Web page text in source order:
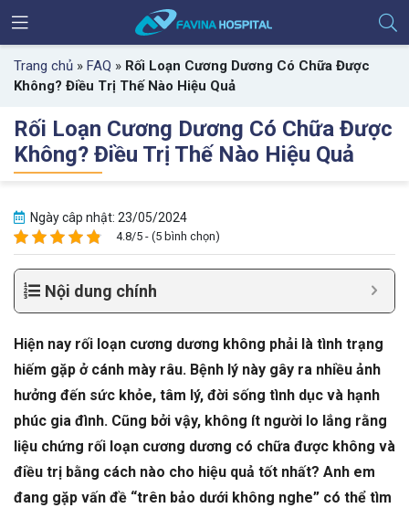
Trang chủ » FAQ » Rối Loạn Cương Dương Có Chữa Được
Không? Điều Trị Thế Nào Hiệu Quả
Rối Loạn Cương Dương Có Chữa Được
Không? Điều Trị Thế Nào Hiệu Quả
Ngày câp nhật: 23/05/2024
4.8/5 - (5 bình chọn)
Nội dung chính
Hiện nay rối loạn cương dương không phải là tình trạng
hiếm gặp ở cánh mày râu. Bệnh lý này gây ra nhiều ảnh
hưởng đến sức khỏe, tâm lý, đời sống tình dục và hạnh
phúc gia đình. Cũng bởi vậy, không ít người lo lắng rằng
liệu chứng rối loạn cương dương có chữa được không và
điều trị bằng cách nào cho hiệu quả tốt nhất? Anh em
đang gặp vấn đề “trên bảo dưới không nghe” có thể tìm